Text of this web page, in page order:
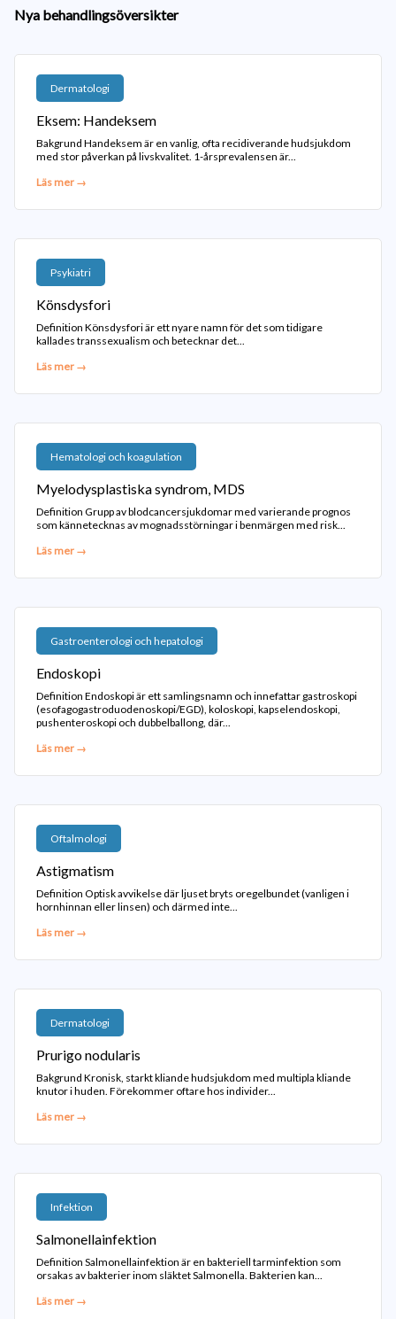
Nya behandlingsöversikter
Dermatologi
Eksem: Handeksem
Bakgrund Handeksem är en vanlig, ofta recidiverande hudsjukdom
med stor påverkan på livskvalitet. 1-årsprevalensen är...
Läs mer →
Psykiatri
Könsdysfori
Definition Könsdysfori är ett nyare namn för det som tidigare
kallades transsexualism och betecknar det...
Läs mer →
Hematologi och koagulation
Myelodysplastiska syndrom, MDS
Definition Grupp av blodcancersjukdomar med varierande prognos
som kännetecknas av mognadsstörningar i benmärgen med risk...
Läs mer →
Gastroenterologi och hepatologi
Endoskopi
Definition Endoskopi är ett samlingsnamn och innefattar gastroskopi
(esofagogastroduodenoskopi/EGD), koloskopi, kapselendoskopi,
pushenteroskopi och dubbelballong, där...
Läs mer →
Oftalmologi
Astigmatism
Definition Optisk avvikelse där ljuset bryts oregelbundet (vanligen i
hornhinnan eller linsen) och därmed inte...
Läs mer →
Dermatologi
Prurigo nodularis
Bakgrund Kronisk, starkt kliande hudsjukdom med multipla kliande
knutor i huden. Förekommer oftare hos individer...
Läs mer →
Infektion
Salmonellainfektion
Definition Salmonellainfektion är en bakteriell tarminfektion som
orsakas av bakterier inom släktet Salmonella. Bakterien kan...
Läs mer →